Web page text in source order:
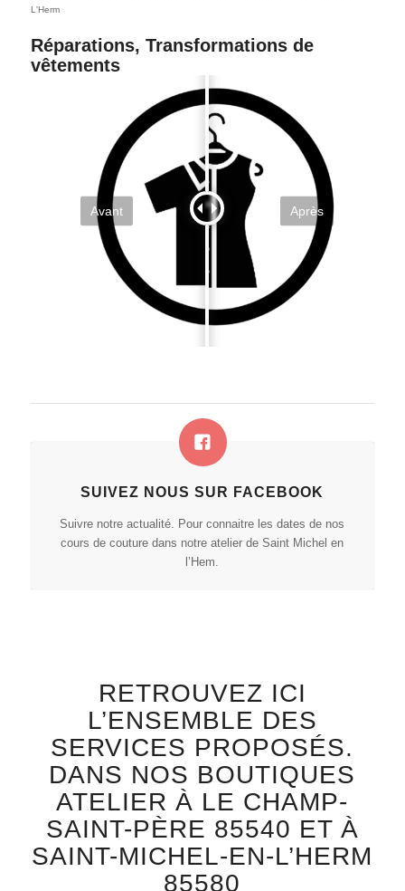
L'Herm
Réparations, Transformations de
vêtements
Avant Après
SUIVEZ NOUS SUR FACEBOOK
Suivre notre actualité. Pour connaitre les dates de nos
cours de couture dans notre atelier de Saint Michel en
l’Hem.
RETROUVEZ ICI
L’ENSEMBLE DES
SERVICES PROPOSÉS.
DANS NOS BOUTIQUES
ATELIER À LE CHAMP-
SAINT-PÈRE 85540 ET À
SAINT-MICHEL-EN-L’HERM
85580